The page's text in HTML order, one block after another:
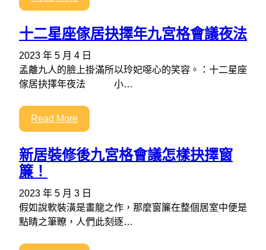
十二星座傢居抉擇年九宮格會議夜法
2023 年 5 月 4 日
孟離九人的臉上掛滿所以玲妃噁心的笑容。：十二星座
傢居抉擇年夜法 小…
Read More
新居裝修後九宮格會議怎樣抉擇窗
簾！
2023 年 5 月 3 日
假如說軟裝潢是畫龍之作，那麼窗簾在整個居室中便是
點睛之筆瞭，人們此刻逐…